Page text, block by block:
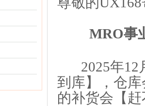
MRO事
2025年12
到库】，仓
的补货会【